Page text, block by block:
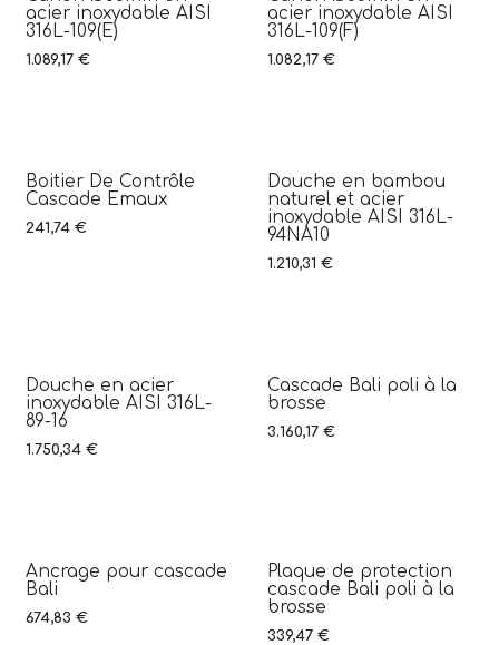
acier inoxydable AISI
316L-109(E)
1.089,17 €
acier inoxydable AISI
316L-109(F)
1.082,17€
Boitier De Contrôle
Cascade Emaux
241,74 €
Douche en bambou
naturel et acier
inoxydable AISI 316L-
94NA10
1.210,31 €
Douche en acier
inoxydable AISI 316L-
89-16
1.750,34 €
Cascade Bali poli à la
brosse
3.160,17€
Ancrage pour cascade
Bali
674,83 €
Plaque de protection
cascade Bali poli à la
brosse
339,47€